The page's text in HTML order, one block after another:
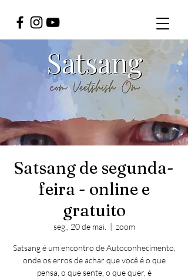
Satsang de segunda-
feira - online e
gratuito
seg., 20 de mai.
  |
zoom
Satsang é um encontro de Autoconhecimento,
onde os erros de achar que você é o que
pensa, o que sente, o que quer, é